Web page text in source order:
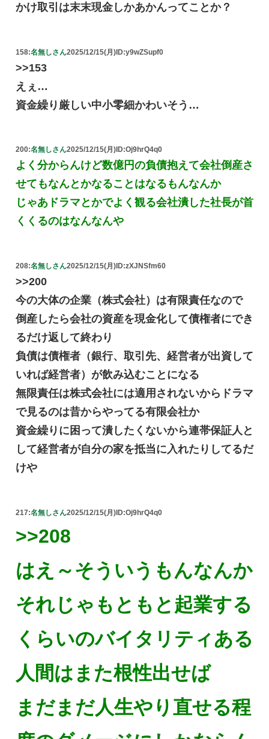
かけ取引は末末現金しかあかんってことか？
158:名無しさん2025/12/15(月)ID:y9wZSupf0
>>153
えぇ…
資金繰り厳しい中小零細かわいそう…
200:名無しさん2025/12/15(月) ID:Oj9hrQ4q0
よく分からんけど数億円の負債抱えて会社倒産さ
せてもなんとかなることはなるもんなんか
じゃあドラマとかでよく観る会社潰した社長が首
くくるのはなんなんや
208:名無しさん2025/12/15(月) ID:zXJNSfm60
>>200
今の大体の企業（株式会社）は有限責任なので
倒産したら会社の資産を現金化して債権者にでき
るだけ返して終わり
負債は債権者（銀行、取引先、経営者が出資して
いれば経営者）が飲み込むことになる
無限責任は株式会社には適用されないからドラマ
で見るのは昔からやってる有限会社か
資金繰りに困って潰したくないから連帯保証人と
して経営者が自分の家を抵当に入れたりしてるだ
けや
217:名無しさん2025/12/15(月)ID:Oj9hrQ4q0
>>208
はえ～そういうもんなんか
それじゃもともと起業する
くらいのバイタリティある
人間はまた根性出せば
まだまだ人生やり直せる程